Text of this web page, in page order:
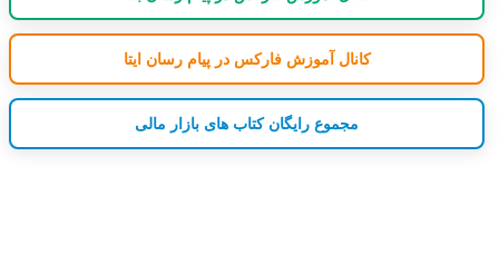
کانال آموزش فارکس در پیام رسان ایتا
مجموع رایگان کتاب های بازار مالی